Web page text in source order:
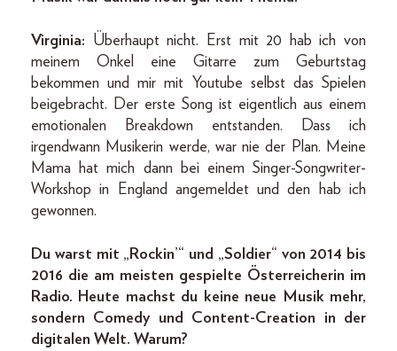
Virginia: Überhaupt nicht. Erst mit 20 hab ich von
meinem Onkel eine Gitarre zum Geburtstag
bekommen und mir mit Youtube selbst das Spielen
beigebracht. Der erste Song ist eigentlich aus einem
emotionalen Breakdown entstanden. Dass ich
irgendwann Musikerin werde, war nie der Plan. Meine
Mama hat mich dann bei einem Singer-­Songwriter-
Workshop in England angemeldet und den hab ich
gewonnen.
Du warst mit „Rockin’“ und „Soldier“ von 2014 bis
2016 die am meisten gespielte Österreicherin im
Radio. Heute machst du keine neue Musik mehr,
sondern Comedy und Content-­Creation in der
digitalen Welt. Wa­rum?